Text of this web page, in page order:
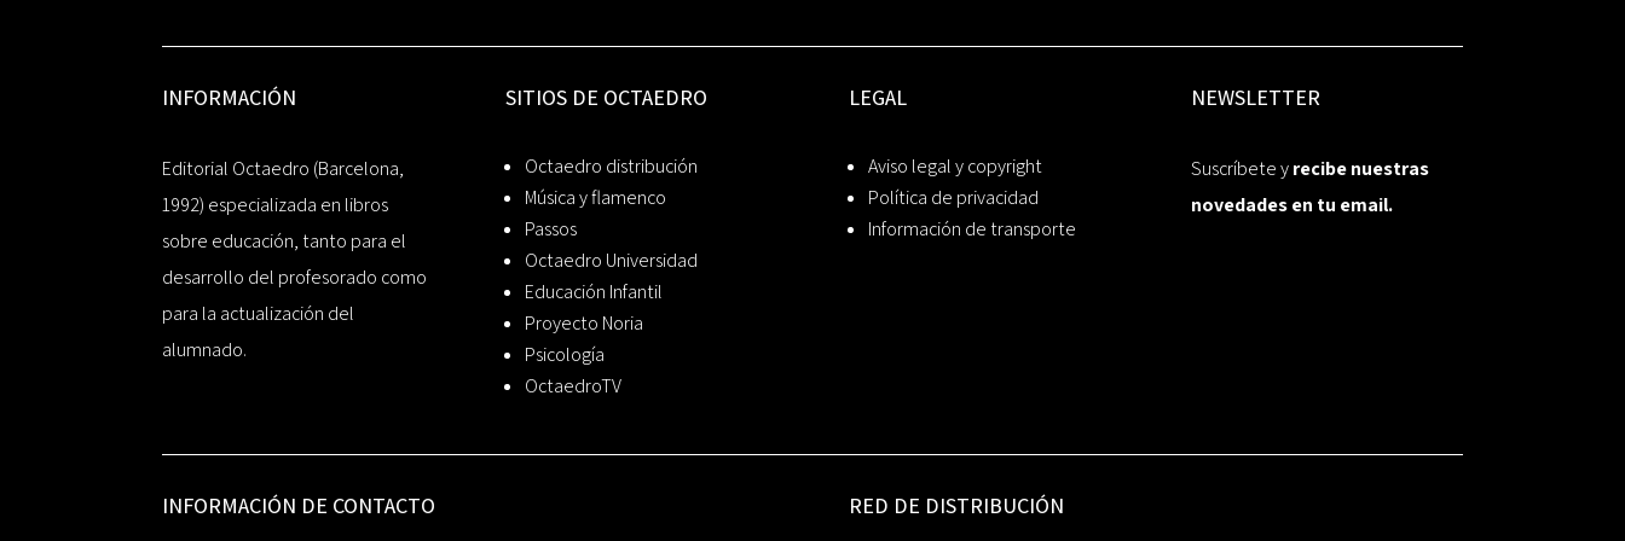
INFORMACIÓN
Editorial Octaedro (Barcelona,
1992) especializada en libros
sobre educación, tanto para el
desarrollo del profesorado como
para la actualización del
alumnado.
SITIOS DE OCTAEDRO
Octaedro distribución
Música y flamenco
Passos
Octaedro Universidad
Educación Infantil
Proyecto Noria
Psicología
OctaedroTV
LEGAL
Aviso legal y copyright
Política de privacidad
Información de transporte
NEWSLETTER
Suscríbete yrecibe nuestras
novedades en tu email.
INFORMACIÓN DE CONTACTO RED DE DISTRIBUCIÓN